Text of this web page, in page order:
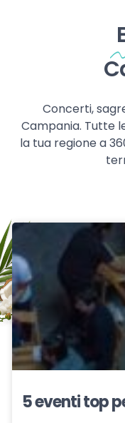
Concerti,
Campania. Tutte
la tua regione a
5 eventi top